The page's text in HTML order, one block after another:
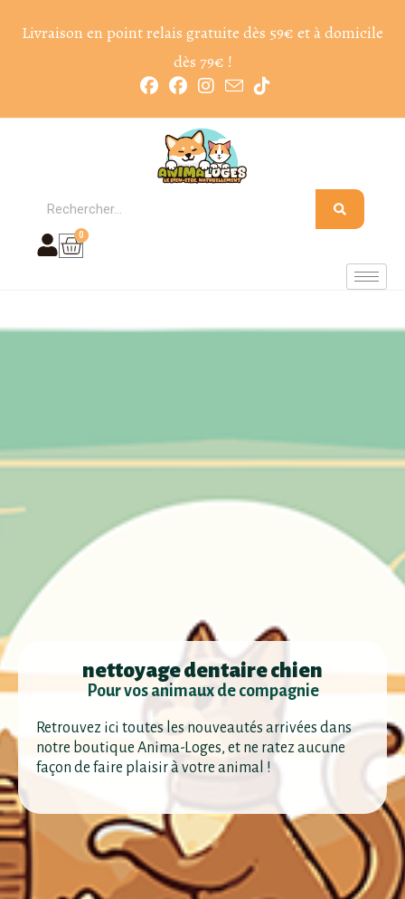
Livraison en point relais gratuite dès 59€ et à domicile
dès 79€ !
0
nettoyage dentaire chien
Pour vos animaux de compagnie
Retrouvez ici toutes les nouveautés arrivées dans
notre boutique Anima-Loges, et ne ratez aucune
façon de faire plaisir à votre animal !